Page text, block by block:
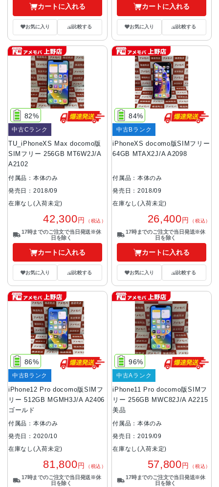
カートに入れる
お気に入り 比較する
カートに入れる
お気に入り 比較する
TU_iPhoneXS Max docomo版
SIMフリー 256GB MT6W2J/A
A2102
82%
中古Cランク
付属品：本体のみ
発売日：2018/09
在庫なし(入荷未定)
42,300円 （税込）
17時までのご注文で当日発送※休
日を除く
カートに入れる
お気に入り 比較する
iPhoneXS docomo版SIMフリー
64GB MTAX2J/A A2098
84%
中古Bランク
付属品：本体のみ
発売日：2018/09
在庫なし(入荷未定)
26,400円 （税込）
17時までのご注文で当日発送※休
日を除く
カートに入れる
お気に入り 比較する
iPhone12 Pro docomo版SIMフ
リー 512GB MGMH3J/A A2406
ゴールド
86%
中古Bランク
付属品：本体のみ
発売日：2020/10
在庫なし(入荷未定)
81,800円 （税込）
17時までのご注文で当日発送※休
日を除く
iPhone11 Pro docomo版SIMフ
リー 256GB MWC82J/A A2215
美品
96%
中古Aランク
付属品：本体のみ
発売日：2019/09
在庫なし(入荷未定)
57,800円 （税込）
17時までのご注文で当日発送※休
日を除く